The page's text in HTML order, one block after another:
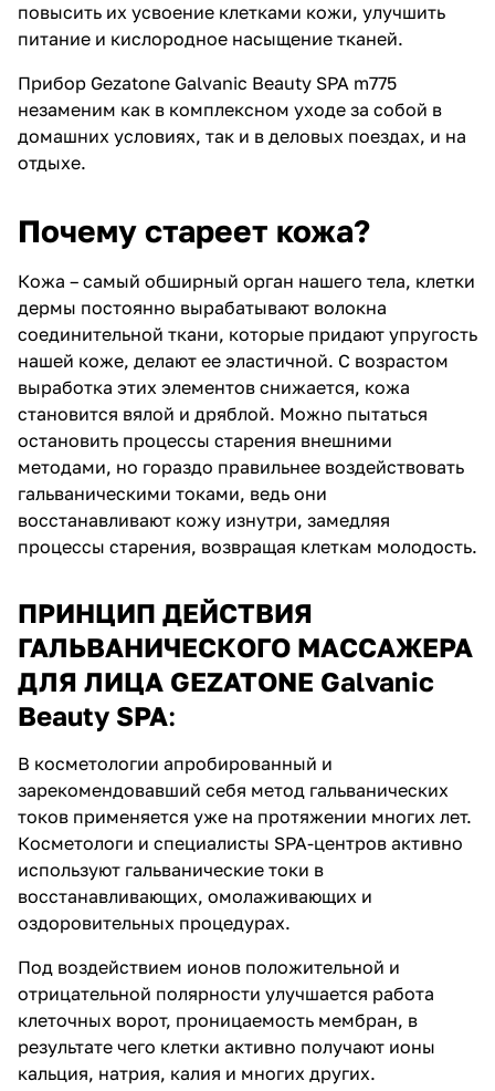
повысить их усвоение клетками кожи, улучшить
питание и кислородное насыщение тканей.
Прибор Gezatone Galvanic Beauty SPA m775
незаменим как в комплексном уходе за собой в
домашних условиях, так и в деловых поездах, и на
отдыхе.
Почему стареет кожа?
Кожа – самый обширный орган нашего тела, клетки
дермы постоянно вырабатывают волокна
соединительной ткани, которые придают упругость
нашей коже, делают ее эластичной. С возрастом
выработка этих элементов снижается, кожа
становится вялой и дряблой. Можно пытаться
остановить процессы старения внешними
методами, но гораздо правильнее воздействовать
гальваническими токами, ведь они
восстанавливают кожу изнутри, замедляя
процессы старения, возвращая клеткам молодость.
ПРИНЦИП ДЕЙСТВИЯ
ГАЛЬВАНИЧЕСКОГО МАССАЖЕРА
ДЛЯ ЛИЦА GEZATONE Galvanic
Beauty SPA:
В косметологии апробированный и
зарекомендовавший себя метод гальванических
токов применяется уже на протяжении многих лет.
Косметологи и специалисты SPA-центров активно
используют гальванические токи в
восстанавливающих, омолаживающих и
оздоровительных процедурах.
Под воздействием ионов положительной и
отрицательной полярности улучшается работа
клеточных ворот, проницаемость мембран, в
результате чего клетки активно получают ионы
кальция, натрия, калия и многих других.